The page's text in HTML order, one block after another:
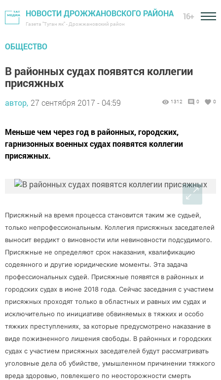
НОВОСТИ ДРОЖЖАНОВСКОГО РАЙОНА
Газета "Туган як" - Дрожжановский район
16+
ОБЩЕСТВО
В районных судах появятся коллегии
присяжных
автор, 27 сентября 2017 - 04:59 1312 0 0
Меньше чем через год в районных, городских,
гарнизонных военных судах появятся коллегии
присяжных.
Присяжный на время процесса становится таким же судьей,
только непрофессиональным. Коллегия присяжных заседателей
выносит вердикт о виновности или невиновности подсудимого.
Присяжные не определяют срок наказания, квалификацию
содеянного и другие юридические моменты. Эта задача
профессиональных судей. Присяжные появятся в районных и
городских судах в июне 2018 года. Сейчас заседания с участием
присяжных проходят только в областных и равных им судах и
исключительно по инициативе обвиняемых в тяжких и особо
тяжких преступлениях, за которые предусмотрено наказание в
виде пожизненного лишения свободы. В районных и городских
судах с участием присяжных заседателей будут рассматривать
уголовные дела об убийстве, умышленном причинении тяжкого
вреда здоровью, повлекшего по неосторожности смерть